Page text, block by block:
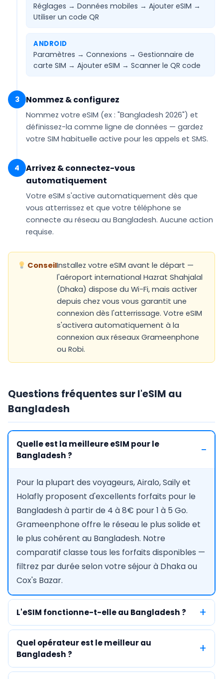
Réglages → Données mobiles → Ajouter eSIM →
Utiliser un code QR
ANDROID
Paramètres → Connexions → Gestionnaire de
carte SIM → Ajouter eSIM → Scanner le QR code
3 Nommez & configurez
Nommez votre eSIM (ex : "Bangladesh 2026") et
définissez-la comme ligne de données — gardez
votre SIM habituelle active pour les appels et SMS.
4
Arrivez & connectez-vous
automatiquement
Votre eSIM s'active automatiquement dès que
vous atterrissez et que votre téléphone se
connecte au réseau au Bangladesh. Aucune action
requise.
ConseilInstallez votre eSIM avant le départ —
l'aéroport international Hazrat Shahjalal
(Dhaka) dispose du Wi-Fi, mais activer
depuis chez vous vous garantit une
connexion dès l'atterrissage. Votre eSIM
s'activera automatiquement à la
connexion aux réseaux Grameenphone
ou Robi.
Questions fréquentes sur l'eSIM au
Bangladesh
Quelle est la meilleure eSIM pour le
Bangladesh ?
Pour la plupart des voyageurs, Airalo, Saily et
Holafly proposent d'excellents forfaits pour le
Bangladesh à partir de 4 à 8€ pour 1 à 5 Go.
Grameenphone offre le réseau le plus solide et
le plus cohérent au Bangladesh. Notre
comparatif classe tous les forfaits disponibles —
filtrez par durée selon votre séjour à Dhaka ou
Cox's Bazar.
L'eSIM fonctionne-t-elle au Bangladesh ?
Quel opérateur est le meilleur au
Bangladesh ?